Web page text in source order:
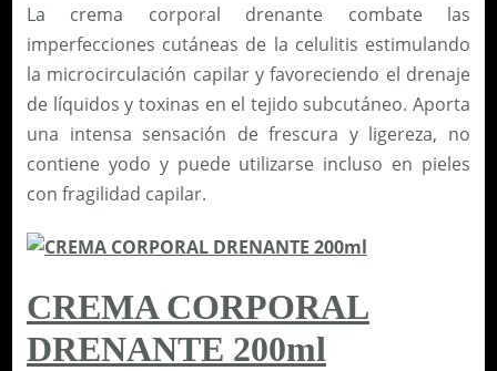
O
R
P
O
R
A
L
D
I
R
I
La crema corporal drenante combate las
imperfecciones cutáneas de la celulitis estimulando
la microcirculación capilar y favoreciendo el drenaje
de líquidos y toxinas en el tejido subcutáneo. Aporta
una intensa sensación de frescura y ligereza, no
contiene yodo y puede utilizarse incluso en pieles
con fragilidad capilar.
CREMA CORPORAL
DRENANTE 200ml